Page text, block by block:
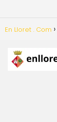
En Lloret . Com